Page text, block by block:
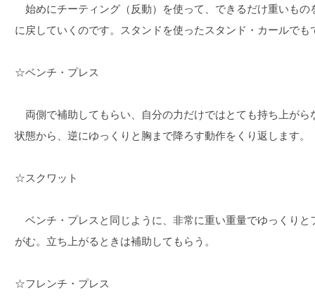
始めにチーティング（反動）を使って、できるだけ重いもの
に戻していくのです。スタンドを使ったスタンド・カールでも
☆ベンチ・プレス
両側で補助してもらい、自分の力だけではとても持ち上がら
状態から、逆にゆっくりと胸まで降ろす動作をくり返します。
☆スクワット
ベンチ・プレスと同じように、非常に重い重量でゆっくりと
がむ。立ち上がるときは補助してもらう。
☆フレンチ・プレス